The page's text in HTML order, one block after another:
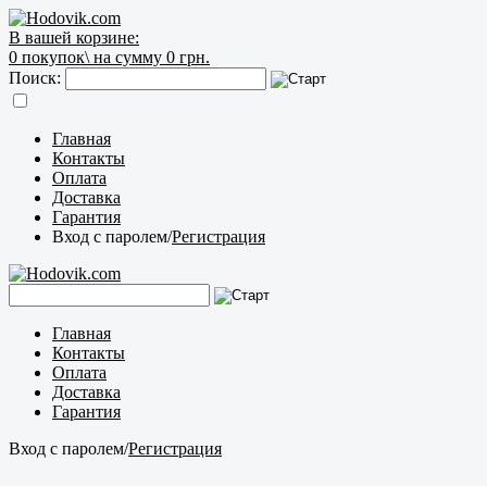
В вашей корзине:
0 покупок\ на сумму 0 грн.
Поиск:
Главная
Контакты
Оплата
Доставка
Гарантия
Вход с паролем/Регистрация
Главная
Контакты
Оплата
Доставка
Гарантия
Вход с паролем/Регистрация